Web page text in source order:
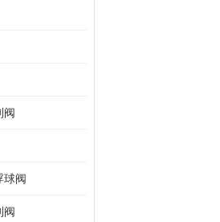
阀
球阀
阀